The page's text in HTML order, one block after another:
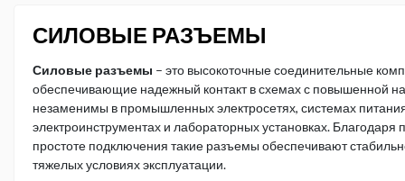
СИЛОВЫЕ РАЗЪЕМЫ
Силовые разъемы – это высокоточные соединительные
обеспечивающие надежный контакт в схемах с повышенной
незаменимы в промышленных электросетях, системах
электроинструментах и ​​лабораторных установках. Благодаря
простоте подключения такие разъемы обеспечивают
тяжелых условиях эксплуатации.